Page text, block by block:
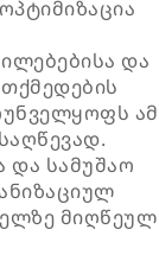
და
ამ
და სამუშაო
მიღწეულ